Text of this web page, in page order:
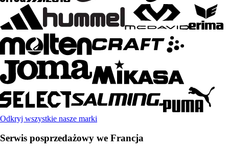
Odkryj wszystkie nasze marki
Serwis posprzedażowy we Francja